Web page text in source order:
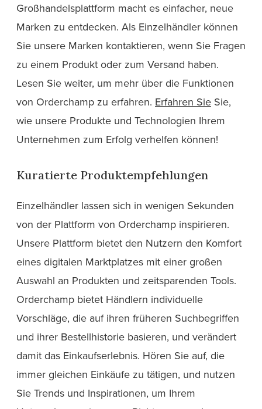
Großhandelsplattform macht es einfacher, neue
Marken zu entdecken. Als Einzelhändler können
Sie unsere Marken kontaktieren, wenn Sie Fragen
zu einem Produkt oder zum Versand haben.
Lesen Sie weiter, um mehr über die Funktionen
von Orderchamp zu erfahren. Erfahren Sie Sie,
wie unsere Produkte und Technologien Ihrem
Unternehmen zum Erfolg verhelfen können!
Kuratierte Produktempfehlungen
Einzelhändler lassen sich in wenigen Sekunden
von der Plattform von Orderchamp inspirieren.
Unsere Plattform bietet den Nutzern den Komfort
eines digitalen Marktplatzes mit einer großen
Auswahl an Produkten und zeitsparenden Tools.
Orderchamp bietet Händlern individuelle
Vorschläge, die auf ihren früheren Suchbegriffen
und ihrer Bestellhistorie basieren, und verändert
damit das Einkaufserlebnis. Hören Sie auf, die
immer gleichen Einkäufe zu tätigen, und nutzen
Sie Trends und Inspirationen, um Ihrem